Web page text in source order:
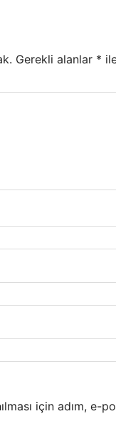
Gerekli alanlar *
için adım,